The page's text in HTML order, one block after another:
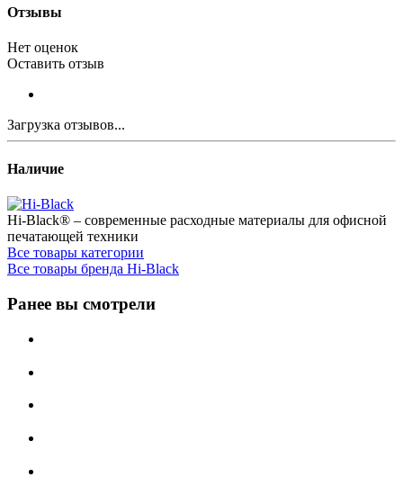
Отзывы
Нет оценок
Оставить отзыв
Загрузка отзывов...
Наличие
Hi-Black® – современные расходные материалы для офисной
печатающей техники
Все товары категории
Все товары бренда Hi-Black
Ранее вы смотрели